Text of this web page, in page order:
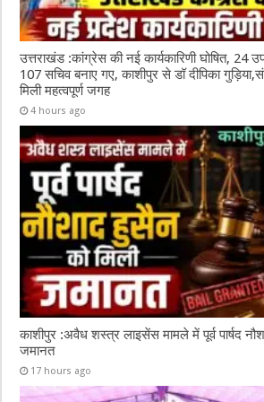
उत्तराखंड :कांग्रेस की नई कार्यकारिणी घोषित, 24
107 सचिव बनाए गए, काशीपुर से डॉ दीपिका
मिली महत्वपूर्ण जगह
4 hours ago
काशीपुर :अवैध शस्त्र लाइसेंस मामले में पूर्व पार्षद
जमानत
17 hours ago